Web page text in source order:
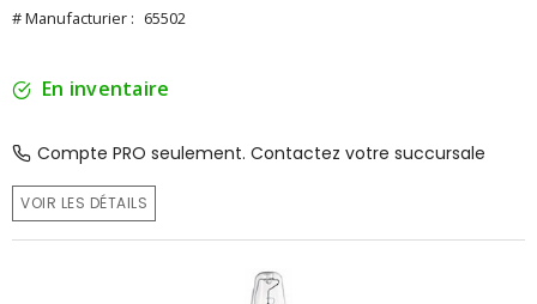
# Manufacturier : 65502
En inventaire
Compte PRO seulement. Contactez votre succursale
VOIR LES DÉTAILS